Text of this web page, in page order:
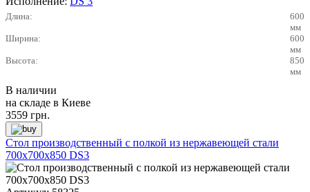
Длина:
600
мм
Ширина:
600
мм
Высота:
850
мм
В наличии
на складе в Киеве
3559 грн.
Стол производственный с полкой из нержавеющей стали
700х700х850 DS3